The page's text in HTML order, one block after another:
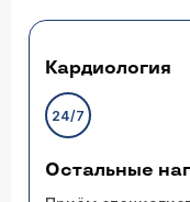
Кардиология
24/7
Остальные